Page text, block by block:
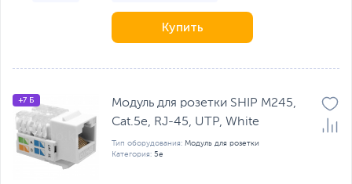
Купить
+7 Б
Модуль для розетки SHIP M245,
Cat.5e, RJ-45, UTP, White
Тип оборудования: Модуль для розетки
Категория: 5e